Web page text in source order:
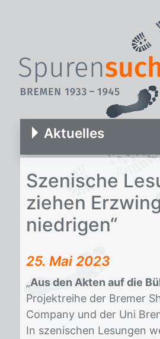
Aktuelles
Sze­ni­sche
zie­hen
nied­ri­gen“
25. Mai 2023
„Aus den Akten auf die
Pro­jekt­rei­he der Bre­mer
Com­pa­ny und der Uni
In sze­ni­schen Le­sun­gen